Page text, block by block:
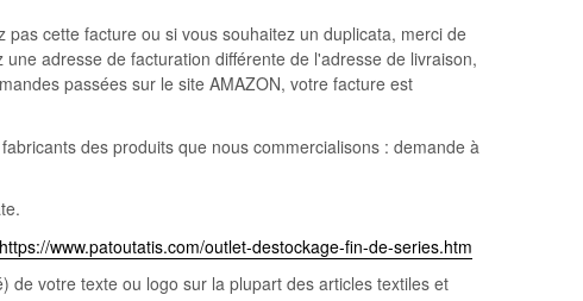
cette facture ou si vous souhaitez un duplicata, merci de
adresse de facturation différente de l'adresse de livraison,
passées sur le site AMAZON, votre facture est
des produits que nous commercialisons : demande à
https://www.patoutatis.com/outlet-destockage-fin-de-series.htm
votre texte ou logo sur la plupart des articles textiles et